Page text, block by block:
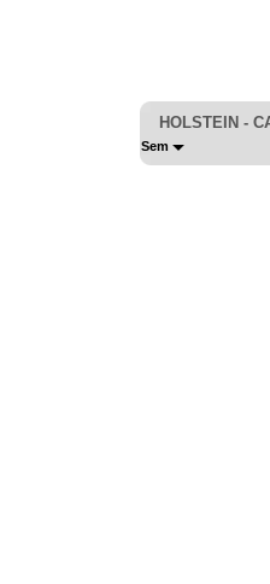
HOLSTEIN -
Sem